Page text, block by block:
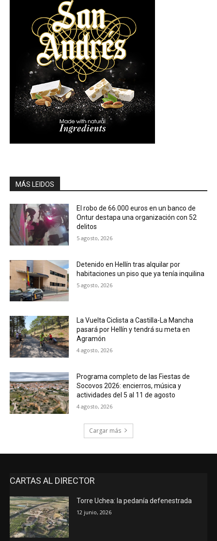
MÁS LEIDOS
El robo de 66.000 euros en un banco de
Ontur destapa una organización con 52
delitos
5 agosto, 2026
Detenido en Hellín tras alquilar por
habitaciones un piso que ya tenía inquilina
5 agosto, 2026
La Vuelta Ciclista a Castilla-La Mancha
pasará por Hellín y tendrá su meta en
Agramón
4 agosto, 2026
Programa completo de las Fiestas de
Socovos 2026: encierros, música y
actividades del 5 al 11 de agosto
4 agosto, 2026
Cargar más
CARTAS AL DIRECTOR
Torre Uchea: la pedanía defenestrada
12 junio, 2026